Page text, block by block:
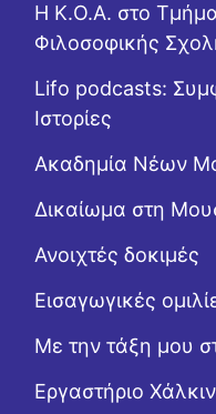
Η Κ.Ο.Α. στο
Φιλοσοφικής
Lifo podcasts:
Ιστορίες
Ακαδημία Νέων
Δικαίωμα στη
Ανοιχτές δοκιμές
Εισαγωγικές
Με την τάξη μου
Εργαστήριo